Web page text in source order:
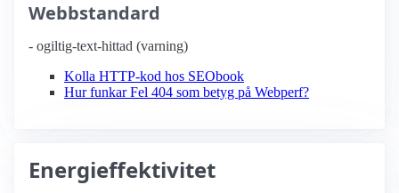
Webbstandard
- ogiltig-text-hittad (varning)
Kolla HTTP-kod hos SEObook
Hur funkar Fel 404 som betyg på Webperf?
Energieffektivitet